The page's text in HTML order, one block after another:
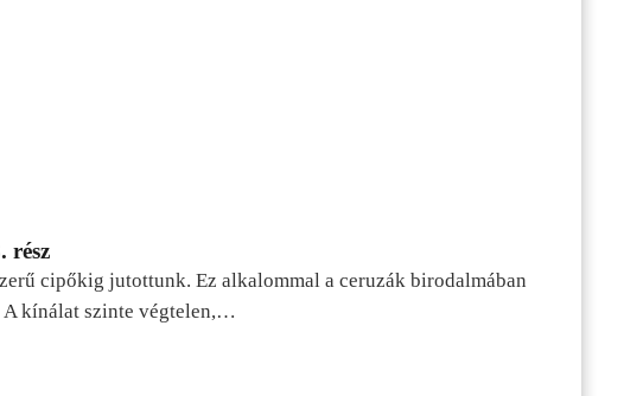
rész
cipőkig jutottunk. Ez alkalommal a ceruzák birodalmában
A kínálat szinte végtelen,…